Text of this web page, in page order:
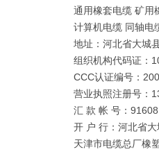
通用橡套电缆 矿用
计算机电缆 同轴电
地址：河北省大城
组织机构代码证：
CCC认证编号：
营业执照注册号：
汇 款 帐 号：
开 户 行：河北省
天津市电缆总厂橡